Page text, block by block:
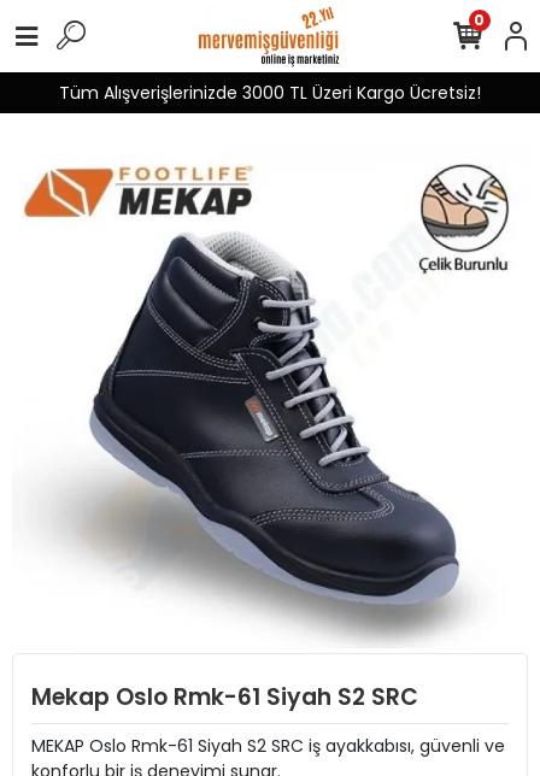
Tüm Alışverişlerinizde 3000 TL Üzeri Kargo Ücretsiz!
0
Mekap Oslo Rmk-61 Siyah S2 SRC
MEKAP Oslo Rmk-61 Siyah S2 SRC iş ayakkabısı, güvenli ve
konforlu bir iş deneyimi sunar.